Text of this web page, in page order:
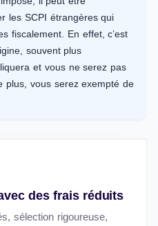
les SCPI étrangères qui
fiscalement. En effet, c’est
souvent plus
et vous ne serez pas
plus, vous serez exempté de
des frais réduits
sélection rigoureuse,